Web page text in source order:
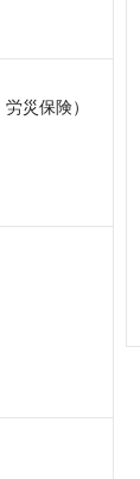
災保険）